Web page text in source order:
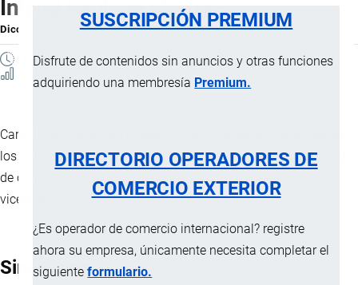
SUSCRIPCIÓN PREMIUM
Disfrute de contenidos sin anuncios y otras funciones
adquiriendo una membresía Premium.
DIRECTORIO OPERADORES DE
COMERCIO EXTERIOR
¿Es operador de comercio internacional? registre
ahora su empresa, únicamente necesita completar el
siguienteformulario.
de
navegación
Inland haulage charges
Diccionario porImportaciones …, 8 Septiembre, 2024
1 MINUTO
Cargos por
los que se incurre al mover la carga desde unpuerto marítimo
de carga a una estación de carga de contenedores interior, y
viceversa.
Sinónimos